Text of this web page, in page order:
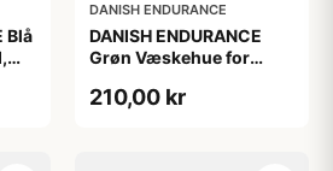
Blå
DANISH ENDURANCE
DANISH ENDURANCE
Grøn Væskehue for
Genanvendt Polyester
210,00 kr